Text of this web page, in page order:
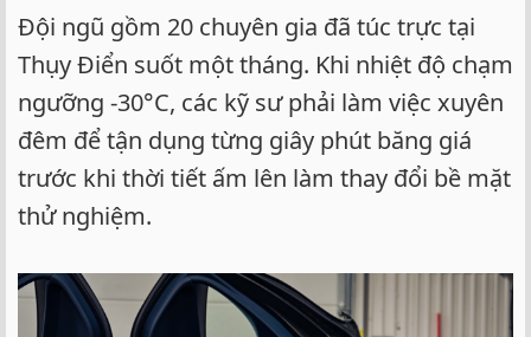
Đội ngũ gồm 20 chuyên gia đã túc trực tại
Thụy Điển suốt một tháng. Khi nhiệt độ chạm
ngưỡng -30°C, các kỹ sư phải làm việc xuyên
đêm để tận dụng từng giây phút băng giá
trước khi thời tiết ấm lên làm thay đổi bề mặt
thử nghiệm.